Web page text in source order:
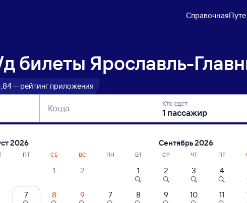
Справочная
билеты Ярославль-
— рейтинг приложения
Когда Кто едет
Ярославль-Главный — Кулой
2026
ПТ СБ ВС
1 2
7 8 9
Сентябрь 2026
ПН ВТ СР ЧТ ПТ
1 2 3 4
7 8 9 10 11